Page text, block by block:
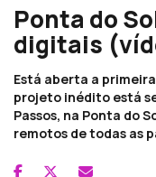
Ponta do
digitais
Está aberta a
projeto inédito está
Passos, na Ponta do
remotos de todas as